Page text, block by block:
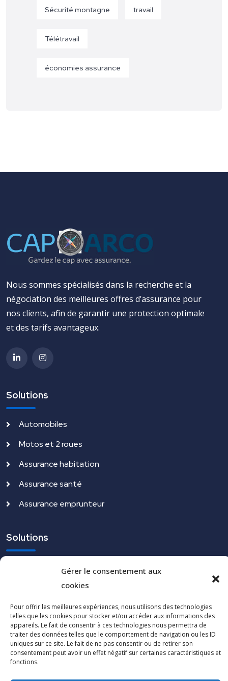
Gérer le consentement aux
cookies
Pour offrir les meilleures expériences, nous utilisons des technologies
telles que les cookies pour stocker et/ou accéder aux informations des
appareils. Le fait de consentir à ces technologies nous permettra de
traiter des données telles que le comportement de navigation ou les ID
uniques sur ce site. Le fait de ne pas consentir ou de retirer son
consentement peut avoir un effet négatif sur certaines caractéristiques et
fonctions.
Sécurité montagne travail
Télétravail
économies assurance
Nous sommes spécialisés dans la recherche et la
négociation des meilleures offres d’assurance pour
nos clients, afin de garantir une protection optimale
et des tarifs avantageux.
Solutions
Automobiles
Motos et 2 roues
Assurance habitation
Assurance santé
Assurance emprunteur
Solutions
Assurance vie
Solutions BTP
Artisans - commerçants
Professions libérales
Assurance santé
Epargne salariale